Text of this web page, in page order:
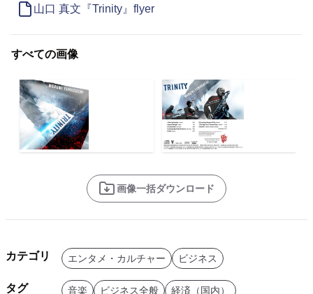
山口 真文『Trinity』flyer
すべての画像
画像一括ダウンロード
カテゴリ エンタメ・カルチャー ビジネス
タグ 音楽 ビジネス全般 経済（国内）